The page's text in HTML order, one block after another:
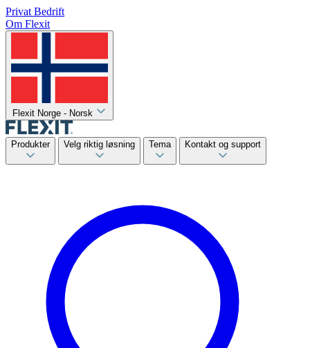
Privat Bedrift
Om Flexit
Flexit Norge - Norsk
Produkter Velg riktig løsning Tema Kontakt og support